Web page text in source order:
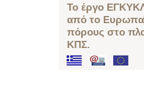
Το έργο
από το
πόρους στο
ΚΠΣ.